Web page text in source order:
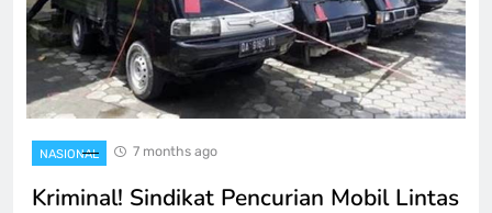
NASIONAL 7 months ago
Kriminal! Sindikat Pencurian Mobil Lintas